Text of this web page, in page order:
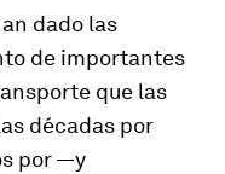
dado las
de importantes
que las
décadas por
por —y